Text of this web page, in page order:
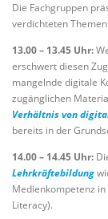
Die Fachgruppen
verdichteten
13.00 – 13.45 Uhr:
erschwert diesen
mangelnde digitale
zugänglichen
Verhältnis von
bereits in der
14.00 – 14.45 Uhr:
Lehrkräftebildung
Medienkompetenz
Literacy).